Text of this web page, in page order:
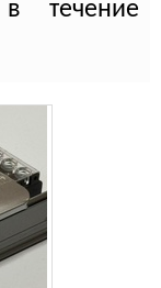
течение